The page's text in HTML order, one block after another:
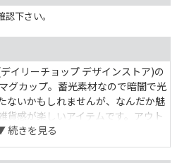
下さい。
イリーチョップ デザインストア)の
グカップ。蓄光素材なので暗闇で光
ないかもしれませんが、なんだか魅
貨感が楽しいアイテムです。アウト
ップとしても使い勝手が良いプラス
能。